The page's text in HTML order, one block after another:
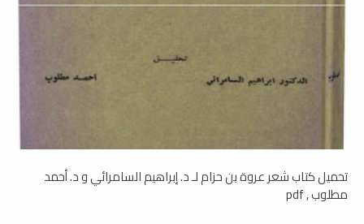
تحميل كتاب شعر عروة بن حزام لـ د. إبراهيم السامرائي و د. أحمد
مطلوب , pdf